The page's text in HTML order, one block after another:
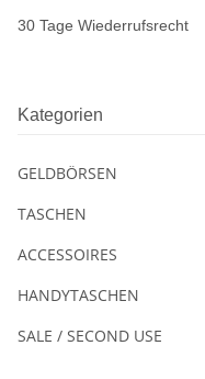
30 Tage Wiederrufsrecht
Kategorien
GELDBÖRSEN
TASCHEN
ACCESSOIRES
HANDYTASCHEN
SALE / SECOND USE